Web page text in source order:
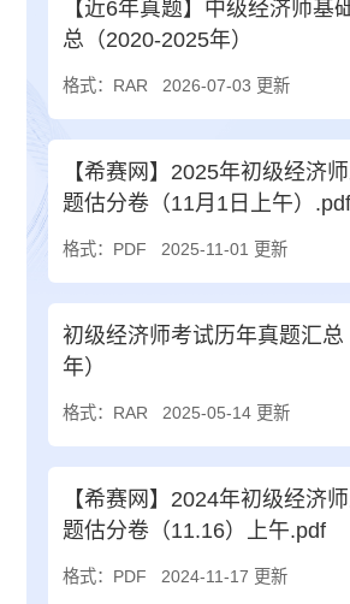
【近6年真题】中级经济师基
总（2020-2025年）
格式：RAR 2026-07-03 更新
【希赛网】2025年初级经济
题估分卷（11月1日上午）.pdf
格式：PDF 2025-11-01 更新
初级经济师考试历年真题汇
年）
格式：RAR 2025-05-14 更新
【希赛网】2024年初级经济
题估分卷（11.16）上午.pdf
格式：PDF 2024-11-17 更新